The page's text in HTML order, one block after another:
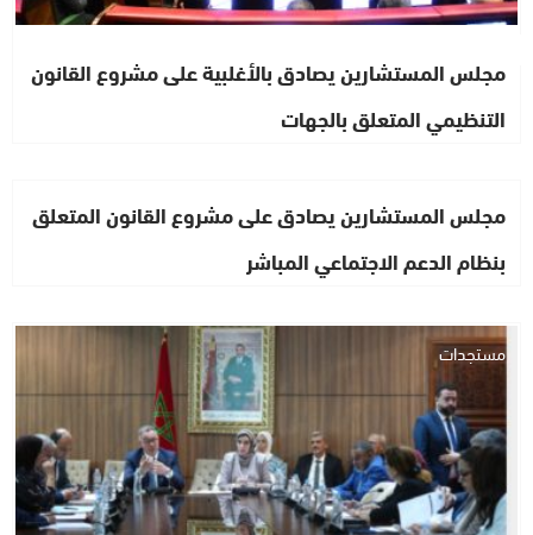
مجلس المستشارين يصادق بالأغلبية على مشروع القانون
التنظيمي المتعلق بالجهات
مجلس المستشارين يصادق على مشروع القانون المتعلق
بنظام الدعم الاجتماعي المباشر
مستجدات